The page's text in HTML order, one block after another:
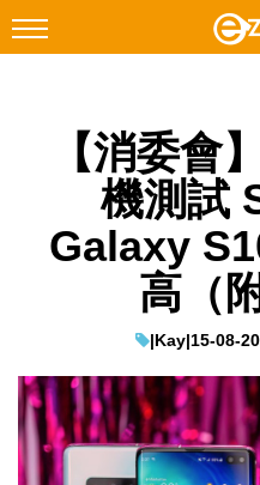
Facebook Instagram
網絡生活
EduTech
IT Times
生成式AI與雲端應用
【消委會
機測試
Galaxy
高（
|Kay|15-08-